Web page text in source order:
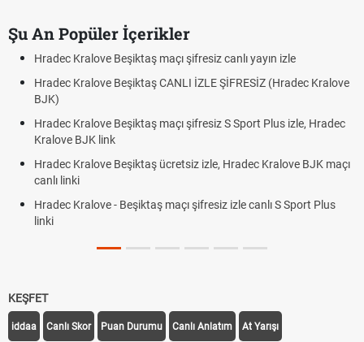
Şu An Popüler İçerikler
Hradec Kralove Beşiktaş maçı şifresiz canlı yayın izle
Hradec Kralove Beşiktaş CANLI İZLE ŞİFRESİZ (Hradec Kralove
BJK)
Hradec Kralove Beşiktaş maçı şifresiz S Sport Plus izle, Hradec
Kralove BJK link
Hradec Kralove Beşiktaş ücretsiz izle, Hradec Kralove BJK maçı
canlı linki
Hradec Kralove - Beşiktaş maçı şifresiz izle canlı S Sport Plus
linki
KEŞFET
iddaa Canlı Skor Puan Durumu Canlı Anlatım At Yarışı